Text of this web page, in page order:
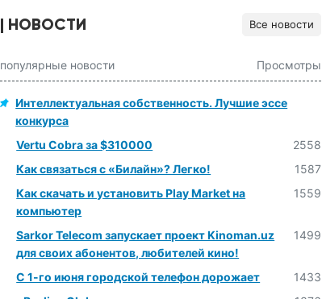
НОВОСТИ Все новости
популярные новости Просмотры
Интеллектуальная собственность. Лучшие эссе
конкурса
Vertu Cobra за $310000
2558
Как связаться с «Билайн»? Легко!
1587
Как скачать и установить Play Market на
компьютер
1559
Sarkor Telecom запускает проект Kinoman.uz
для своих абонентов, любителей кино!
1499
С 1-го июня городской телефон дорожает
1433